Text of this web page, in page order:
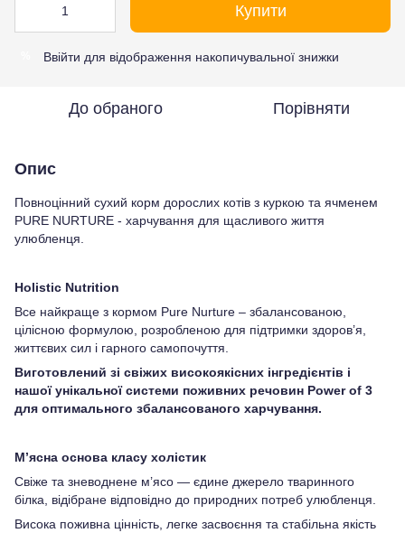
Купити
Ввійти для відображення накопичувальної знижки
До обраного Порівняти
Опис
Повноцінний сухий корм дорослих котів з куркою та ячменем
PURE NURTURE - харчування для щасливого життя
улюбленця.
Holistic Nutrition
Все найкраще з кормом Pure Nurture – збалансованою,
цілісною формулою, розробленою для підтримки здоров’я,
життєвих сил і гарного самопочуття.
Виготовлений зі свіжих високоякісних інгредієнтів і
нашої унікальної системи поживних речовин Power of 3
для оптимального збалансованого харчування.
М’ясна основа класу холістик
Свіже та зневоднене м’ясо — єдине джерело тваринного
білка, відібране відповідно до природних потреб улюбленця.
Висока поживна цінність, легке засвоєння та стабільна якість